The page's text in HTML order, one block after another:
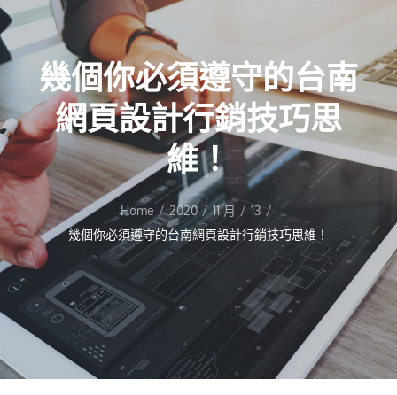
幾個你必須遵守的台南
網頁設計行銷技巧思
維！
Home 2020 11 月
13
幾個你必須遵守的台南網頁設計行銷技巧思維！